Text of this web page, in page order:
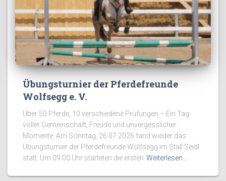
Übungsturnier der Pferdefreunde
Wolfsegg e. V.
Über 50 Pferde, 10 verschiedene Prüfungen – Ein Tag
voller Gemeinschaft, Freude und unvergesslicher
Momente. Am Sonntag, 26.07.2026 fand wieder das
Übungsturnier der Pferdefreunde Wolfsegg im Stall Seidl
statt. Um 09:00 Uhr starteten die ersten Weiterlesen…